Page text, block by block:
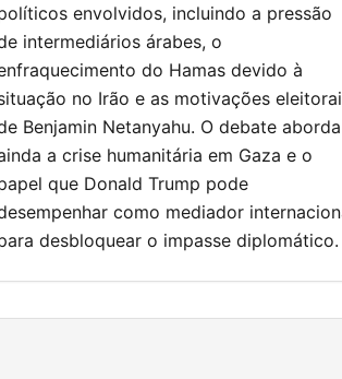
envolvidos, incluindo a pressão
intermediários árabes, o
do Hamas devido à
no Irão e as motivações
Benjamin Netanyahu. O debate aborda
a crise humanitária em Gaza e o
que Donald Trump pode
como mediador
desbloquear o impasse diplomático.